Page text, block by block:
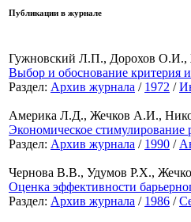
Публикации в журнале
Гужновский Л.П., Дорохов
Выбор и обоснование критерия
Раздел: Архив журнала / 1972 /
Америка Л.Д., Жечков А.И.,
Экономическое стимулирование
Раздел: Архив журнала / 1990 /
Чернова В.В., Удумов Р.Х.,
Оценка эффективности
Раздел: Архив журнала / 1986 /